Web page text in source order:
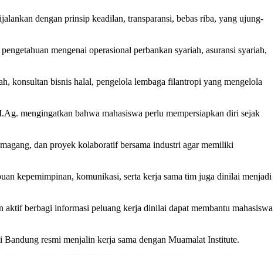
dengan prinsip keadilan, transparansi, bebas riba, yang ujung-
mengenai operasional perbankan syariah, asuransi syariah,
konsultan bisnis halal, pengelola lembaga filantropi yang mengelola
mengingatkan bahwa mahasiswa perlu mempersiapkan diri sejak
dan proyek kolaboratif bersama industri agar memiliki
kepemimpinan, komunikasi, serta kerja sama tim juga dinilai menjadi
berbagi informasi peluang kerja dinilai dapat membantu mahasiswa
resmi menjalin kerja sama dengan Muamalat Institute.